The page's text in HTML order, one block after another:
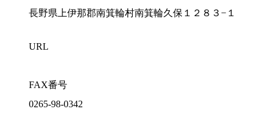
長野県上伊那郡南箕輪村南箕輪久保１２８３−１
URL
FAX番号
0265-98-0342